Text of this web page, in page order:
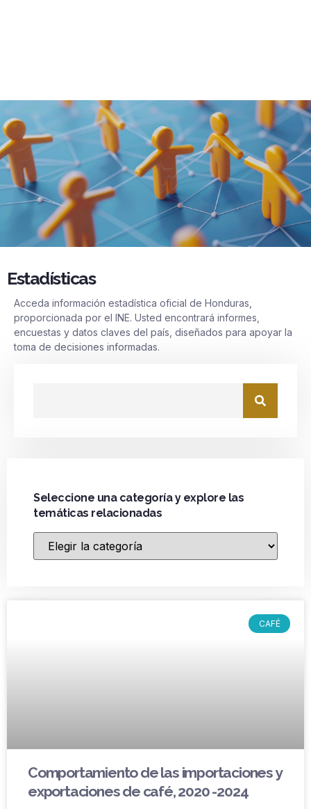
Estadísticas
Acceda información estadística oficial de Honduras,
proporcionada por el INE. Usted encontrará informes,
encuestas y datos claves del país, diseñados para apoyar la
toma de decisiones informadas.
Seleccione una categoría y explore las
temáticas relacionadas
CAFÉ
Comportamiento de las importaciones y
exportaciones de café, 2020 -2024